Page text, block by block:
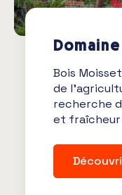
Bois
de
recherche
et fraîcheur